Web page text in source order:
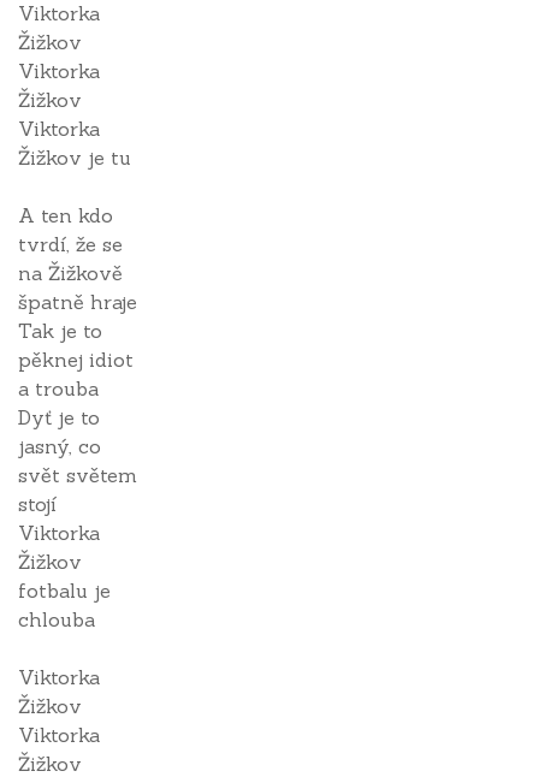
Viktorka
Žižkov
Viktorka
Žižkov
Viktorka
Žižkov je tu
A ten kdo
tvrdí, že se
na Žižkově
špatně hraje
Tak je to
pěknej idiot
a trouba
Dyť je to
jasný, co
svět světem
stojí
Viktorka
Žižkov
fotbalu je
chlouba
Viktorka
Žižkov
Viktorka
Žižkov